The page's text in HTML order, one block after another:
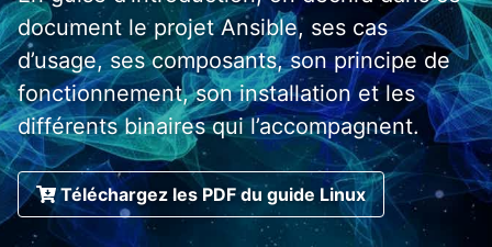
document le projet Ansible, ses cas
d’usage, ses composants, son principe de
fonctionnement, son installation et les
différents binaires qui l’accompagnent.
Téléchargez les PDF du guide Linux